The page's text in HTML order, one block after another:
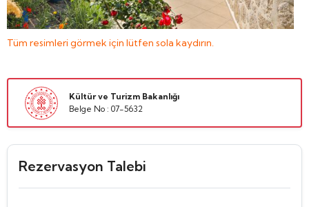
Tüm resimleri görmek için lütfen sola kaydırın.
Kültür ve Turizm Bakanlığı
Belge No : 07-5632
Rezervasyon Talebi